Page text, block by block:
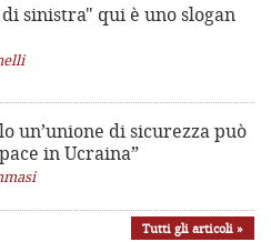
sinistra" qui è uno slogan
un’unione di sicurezza può
in Ucraina”
Tutti gli articoli »